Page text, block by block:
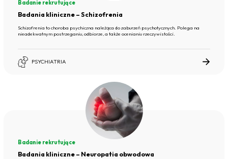
Badanie rekrutujące
Badania kliniczne – Schizofrenia
Schizofrenia to choroba psychiczna należąca do zaburzeń psychotycznych. Polega na
nieadekwatnym postrzeganiu, odbiorze, a także ocenianiu rzeczywistości.
PSYCHIATRIA
Badanie rekrutujące
Badania kliniczne – Neuropatia obwodowa